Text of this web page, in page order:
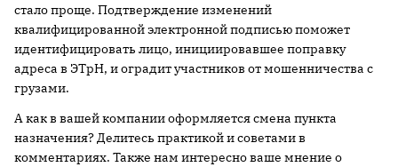
стало проще. Подтверждение изменений
квалифицированной электронной подписью поможет
идентифицировать лицо, инициировавшее поправку
адреса в ЭТрН, и оградит участников от мошенничества с
грузами.
А как в вашей компании оформляется смена пункта
назначения? Делитесь практикой и советами в
комментариях. Также нам интересно ваше мнение о